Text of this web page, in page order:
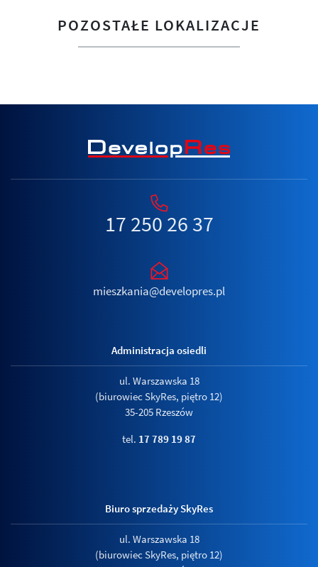
POZOSTAŁE LOKALIZACJE
17 250 26 37
mieszkania@developres.pl
Administracja osiedli
ul. Warszawska 18
(biurowiec SkyRes, piętro 12)
35-205 Rzeszów
tel. 17 789 19 87
Biuro sprzedaży SkyRes
ul. Warszawska 18
(biurowiec SkyRes, piętro 12)